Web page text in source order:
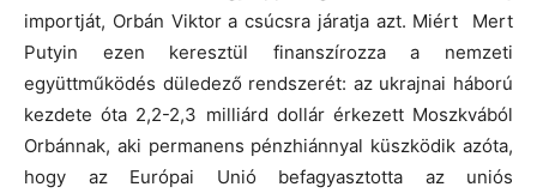
importját, Orbán Viktor a csúcsra járatja azt. Miért Mert
Putyin ezen keresztül finanszírozza a nemzeti
együttműködés düledező rendszerét: az ukrajnai háború
kezdete óta 2,2-2,3 milliárd dollár érkezett Moszkvából
Orbánnak, aki permanens pénzhiánnyal küszködik azóta,
hogy az Európai Unió befagyasztotta az uniós